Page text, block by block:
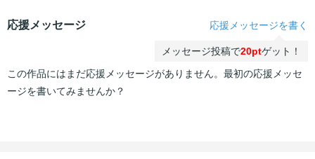
応援メッセージ 応援メッセージを書く
メッセージ投稿で20ptゲット！
この作品にはまだ応援メッセージがありません。最初の応援メッセ
ージを書いてみませんか？